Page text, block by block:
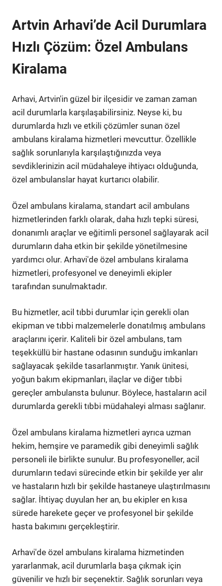
Artvin Arhavi’de Acil Durumlara
Hızlı Çözüm: Özel Ambulans
Kiralama
Arhavi, Artvin'in güzel bir ilçesidir ve zaman zaman
acil durumlarla karşılaşabilirsiniz. Neyse ki, bu
durumlarda hızlı ve etkili çözümler sunan özel
ambulans kiralama hizmetleri mevcuttur. Özellikle
sağlık sorunlarıyla karşılaştığınızda veya
sevdiklerinizin acil müdahaleye ihtiyacı olduğunda,
özel ambulanslar hayat kurtarıcı olabilir.
Özel ambulans kiralama, standart acil ambulans
hizmetlerinden farklı olarak, daha hızlı tepki süresi,
donanımlı araçlar ve eğitimli personel sağlayarak acil
durumların daha etkin bir şekilde yönetilmesine
yardımcı olur. Arhavi'de özel ambulans kiralama
hizmetleri, profesyonel ve deneyimli ekipler
tarafından sunulmaktadır.
Bu hizmetler, acil tıbbi durumlar için gerekli olan
ekipman ve tıbbi malzemelerle donatılmış ambulans
araçlarını içerir. Kaliteli bir özel ambulans, tam
teşekküllü bir hastane odasının sunduğu imkanları
sağlayacak şekilde tasarlanmıştır. Yanık ünitesi,
yoğun bakım ekipmanları, ilaçlar ve diğer tıbbi
gereçler ambulansta bulunur. Böylece, hastaların acil
durumlarda gerekli tıbbi müdahaleyi alması sağlanır.
Özel ambulans kiralama hizmetleri ayrıca uzman
hekim, hemşire ve paramedik gibi deneyimli sağlık
personeli ile birlikte sunulur. Bu profesyoneller, acil
durumların tedavi sürecinde etkin bir şekilde yer alır
ve hastaların hızlı bir şekilde hastaneye ulaştırılmasını
sağlar. İhtiyaç duyulan her an, bu ekipler en kısa
sürede harekete geçer ve profesyonel bir şekilde
hasta bakımını gerçekleştirir.
Arhavi'de özel ambulans kiralama hizmetinden
yararlanmak, acil durumlarla başa çıkmak için
güvenilir ve hızlı bir seçenektir. Sağlık sorunları veya